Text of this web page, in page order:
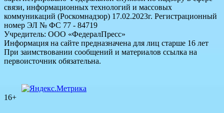
связи, информационных технологий и массовых
коммуникаций (Роскомнадзор) 17.02.2023г. Регистрационный
номер ЭЛ № ФС 77 - 84719
Учредитель: ООО «ФедералПресс»
Информация на сайте предназначена для лиц старше 16 лет
При заимствовании сообщений и материалов ссылка на
первоисточник обязательна.
16+